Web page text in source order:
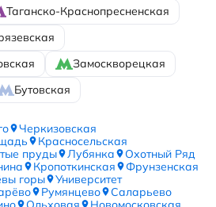
Таганско-Краснопресненская
Замоскворецкая
Бутовская
Черкизовская
Красносельская
пруды Лубянка
Охотный Ряд
Кропоткинская
Фрунзенская
горы
Университет
Румянцево
Саларьево